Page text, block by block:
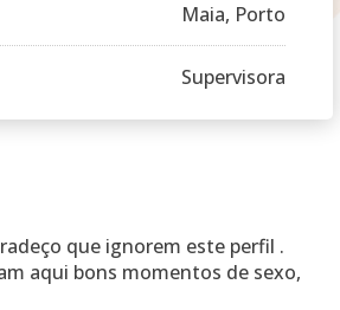
Maia, Porto
Supervisora
que ignorem este perfil .
aqui bons momentos de sexo,